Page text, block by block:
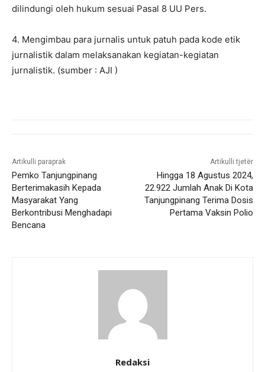
dilindungi oleh hukum sesuai Pasal 8 UU Pers.
4. Mengimbau para jurnalis untuk patuh pada kode etik
jurnalistik dalam melaksanakan kegiatan-kegiatan
jurnalistik. (sumber : AJI )
Artikulli paraprak
Pemko Tanjungpinang
Berterimakasih Kepada
Masyarakat Yang
Berkontribusi Menghadapi
Bencana
Artikulli tjetër
Hingga 18 Agustus 2024,
22.922 Jumlah Anak Di Kota
Tanjungpinang Terima Dosis
Pertama Vaksin Polio
Redaksi